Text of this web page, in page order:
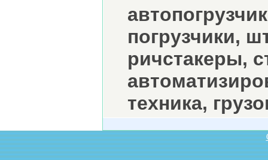
погрузчики,
ричстакеры,
техника,